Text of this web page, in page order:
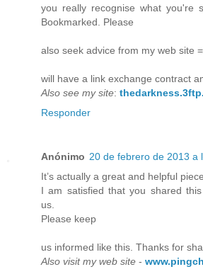
you really recognise what you're
Bookmarked. Please
also seek advice from my web site
will have a link exchange contract
Also see my site:
Responder
Anónimo 20 de febrero de 2013 a
It’s actually a great and helpful
I am satisfied that you shared
us.
Please keep
us informed like this. Thanks for
Also visit my web site -